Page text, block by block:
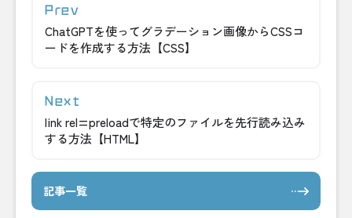
ChatGPTを使ってグラデーション画像からCSSコ
ードを作成する方法【CSS】
link rel=preloadで特定のファイルを先行読み込み
する方法【HTML】
記事一覧